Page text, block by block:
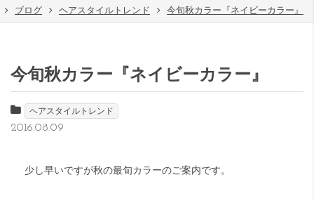
ブログ ヘアスタイルトレンド 今旬秋カラー『ネイビーカラー』
今旬秋カラー『ネイビーカラー』
ヘアスタイルトレンド
2016.08.09
少し早いですが秋の最旬カラーのご案内です。